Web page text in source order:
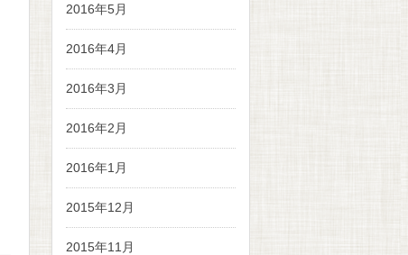
2016年5月
2016年4月
2016年3月
2016年2月
2016年1月
2015年12月
2015年11月